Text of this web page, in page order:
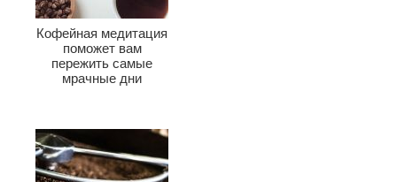
Кофейная медитация
поможет вам
пережить самые
мрачные дни